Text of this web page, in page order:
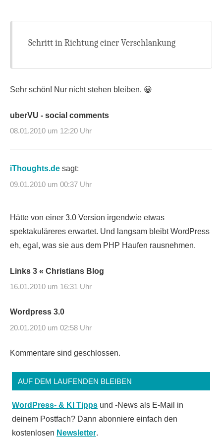
Schritt in Richtung einer Verschlankung
Sehr schön! Nur nicht stehen bleiben. 😀
uberVU - social comments
08.01.2010 um 12:20 Uhr
iThoughts.de sagt:
09.01.2010 um 00:37 Uhr
Hätte von einer 3.0 Version irgendwie etwas
spektakuläreres erwartet. Und langsam bleibt WordPress
eh, egal, was sie aus dem PHP Haufen rausnehmen.
Links 3 « Christians Blog
16.01.2010 um 16:31 Uhr
Wordpress 3.0
20.01.2010 um 02:58 Uhr
Kommentare sind geschlossen.
AUF DEM LAUFENDEN BLEIBEN
WordPress- & KI Tipps und -News als E-Mail in
deinem Postfach? Dann abonniere einfach den
kostenlosen Newsletter.